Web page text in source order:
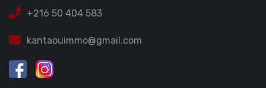
+216 50 404 583
kantaouimmo@gmail.com